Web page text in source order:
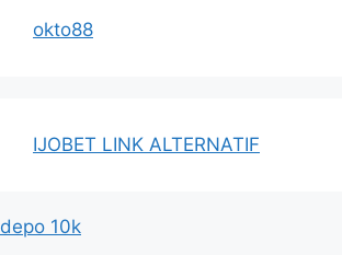
okto88
IJOBET LINK ALTERNATIF
depo 10k